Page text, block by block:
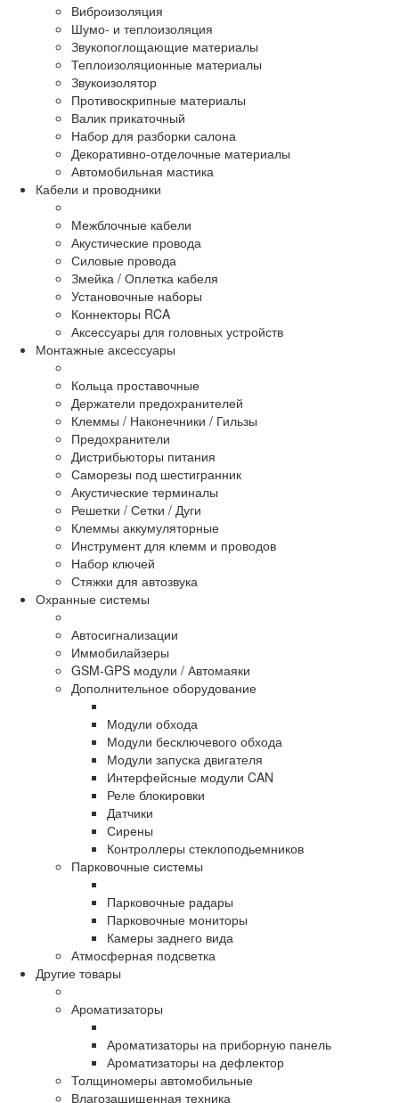
Виброизоляция
Шумо- и теплоизоляция
Звукопоглощающие материалы
Теплоизоляционные материалы
Звукоизолятор
Противоскрипные материалы
Валик прикаточный
Набор для разборки салона
Декоративно-отделочные материалы
Автомобильная мастика
Кабели и проводники
Межблочные кабели
Акустические провода
Силовые провода
Змейка / Оплетка кабеля
Установочные наборы
Коннекторы RCA
Аксессуары для головных устройств
Монтажные аксессуары
Кольца проставочные
Держатели предохранителей
Клеммы / Наконечники / Гильзы
Предохранители
Дистрибьюторы питания
Саморезы под шестигранник
Акустические терминалы
Решетки / Сетки / Дуги
Клеммы аккумуляторные
Инструмент для клемм и проводов
Набор ключей
Стяжки для автозвука
Охранные системы
Автосигнализации
Иммобилайзеры
GSM-GPS модули / Автомаяки
Дополнительное оборудование
Модули обхода
Модули бесключевого обхода
Модули запуска двигателя
Интерфейсные модули CAN
Реле блокировки
Датчики
Сирены
Контроллеры стеклоподьемников
Парковочные системы
Парковочные радары
Парковочные мониторы
Камеры заднего вида
Атмосферная подсветка
Другие товары
Ароматизаторы
Ароматизаторы на приборную панель
Ароматизаторы на дефлектор
Толщиномеры автомобильные
Влагозащищенная техника